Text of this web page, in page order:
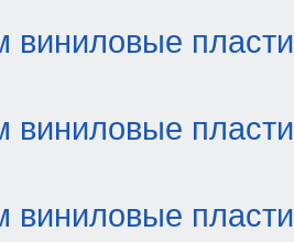
виниловые
виниловые
виниловые